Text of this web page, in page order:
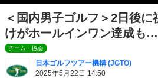
＜国内男子ゴルフ＞2日後に
けがホールインワン達成も…
チーム・協会
日本ゴルフツアー機構 (JGTO)
2025年5月22日 14:50